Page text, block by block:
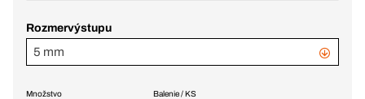
Rozmervýstupu
5 mm
Balenie / KS
Množstvo